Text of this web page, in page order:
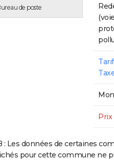
de poste
Prix
: Les données de certaines
pour cette commune ne